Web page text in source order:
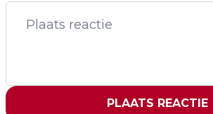
PLAATS REACTIE